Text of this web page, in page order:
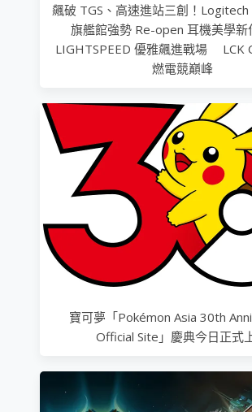
飆破 TGS、高速進站三創！Logitech
旗艦館強勢 Re-open 耳機美學新
LIGHTSPEED 優雅飆進戰場 LCK
燃電競巔峰
寶可夢「Pokémon Asia 30th
Official Site」慶典今日正式